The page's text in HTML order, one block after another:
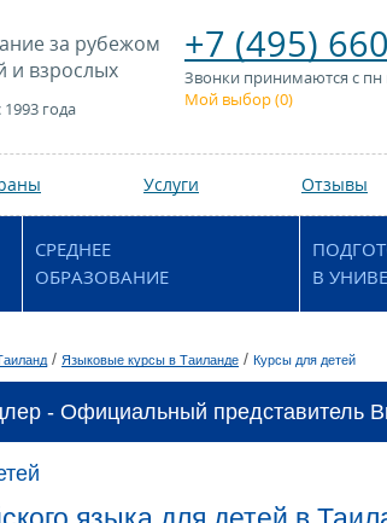
за рубежом
и взрослых
года
+7 (495)
Звонки принимаются с пн
Мой выбор (0)
Услуги Отзывы
СРЕДНЕЕ
ОБРАЗОВАНИЕ
В
/ Языковые курсы в Таиланде / Курсы для детей
- Официальный представитель